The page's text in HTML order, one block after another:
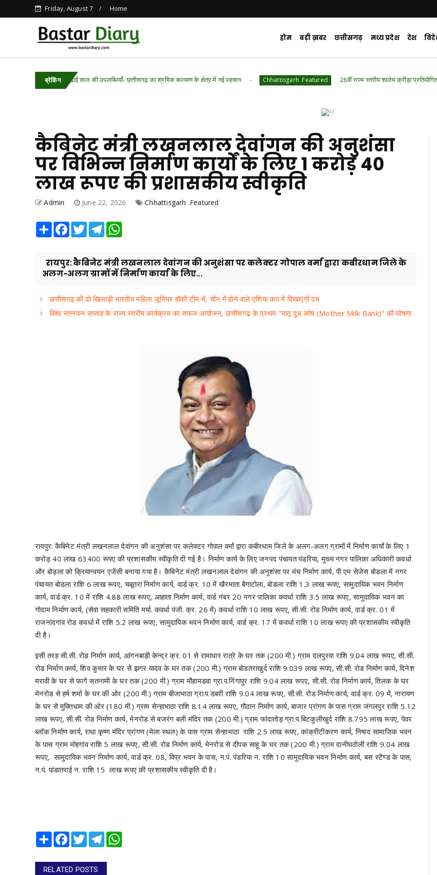
Friday, August 7 Home
होम बड़ी ख़बर छत्तीसगढ़ मध्य प्रदेश देश
ब्रेकिंग
ढाई साल की उपलब्धियाँ- छत्तीसगढ़ का श्रमिक कल्याण के क्षेत्र में नई पहचान Chhattisgarh .Featured 26वीं राज्य स्तरीय शालेय क्रीड़ा प्रतियोगिता की मेजबानी
कैबिनेट मंत्री लखनलाल देवांगन की अनुशंसा
पर विभिन्न निर्माण कार्यों के लिए 1 करोड़ 40
लाख रूपए की प्रशासकीय स्वीकृति
Admin June 22, 2026 Chhattisgarh .Featured
Share Facebook
TwitterTelegram
रायपुर: कैबिनेट मंत्री लखनलाल देवांगन की अनुशंसा पर कलेक्टर गोपाल वर्मां द्वारा कबीरधाम जिले के
अलग-अलग ग्रामों में निर्माण कार्यां के लिए...
छत्तीसगढ़ की दो खिलाड़ी भारतीय महिला जूनियर हॉकी टीम में, चीन में होने वाले एशिया कप में दिखाएंगी दम
विश्व स्तनपान सप्ताह के राज्य स्तरीय कार्यक्रम का सफल आयोजन, छत्तीसगढ़ के प्रथम "मातृ दूध कोष (Mother Milk Bank)" की घोषणा
रायपुर: कैबिनेट मंत्री लखनलाल देवांगन की अनुशंसा पर कलेक्टर गोपाल वर्मां द्वारा कबीरधाम जिले के अलग-अलग ग्रामों में निर्माण कार्यां के लिए 1
करोड़ 40 लाख 63400 रूपए की प्रशासकीय स्वीकृति दी गई है। निर्माण कार्य के लिए जनपद पंचायत पंडरिया, मुख्य नगर पालिका अधिकारी कवर्धा
और बोड़ला को क्रियान्वयन एजेंसी बनाया गया है। कैबिनेट मंत्री लखनलाल देवांगन की अनुशंसा पर मंच निर्माण कार्य, पी एम सेजेस बोडला में नगर
पंचायत बोडला राशि 6 लाख रूपए, चबूतरा निर्माण कार्य, वार्ड क्र. 10 में खैरमाता बैगाटोला, बोडला राशि 1.3 लाख रूपए, सामुदायिक भवन निर्माण
कार्य, वार्ड क्र. 10 में राशि 4.88 लाख रूपए, आहाता निर्माण कार्य, वार्ड नंबर 20 नगर पालिका कवर्धा राशि 3.5 लाख रूपए, सामुदायिक भवन का
गोदाम निर्माण कार्य, (सेवा सहकारी समिति मर्या. कवर्धा पंजी. क्र. 26 में) कवर्धा राशि 10 लाख रूपए, सी.सी. रोड निर्माण कार्य, वार्ड क्र. 01 में
राजनांदगांव रोड कवर्धा में राशि 5.2 लाख रूपए, सामुदायिक भवन निर्माण कार्य, वार्ड क्र. 17 में कवर्धा राशि 10 लाख रूपए की प्रशासकीय स्वीकृति
दी है।
इसी तरह सी.सी. रोड निर्माण कार्य, आंगनबाड़ी केन्द्र क्र. 01 से रामाधार रात्रे के घर तक (200 मी.) ग्राम दलपुरवा राशि 9.04 लाख रूपए, सी.सी.
रोड निर्माण कार्य, शिव कुमार के घर से झगर यादव के घर तक (200 मी.) ग्राम बोडतराखुर्द राशि 9.039 लाख रूपए, सी.सी. रोड निर्माण कार्य, दिनेश
मरावी के घर से फागे सतनामी के घर तक (200 मी.) ग्राम मौहामडवा ग्रा.प.निंगापुर राशि 9.04 लाख रूपए, सी.सी. रोड निर्माण कार्य, तिलक के घर
मेनरोड से हर्ष शर्मा के घर की ओर (200 मी.) ग्राम बीजाभाठा ग्रा.प.डबरी राशि 9.04 लाख रूपए, सी.सी. रोड निर्माण कार्य, वार्ड क्र. 09 में, नारायण
के घर से मुक्तिधाम की ओर (180 मी.) ग्राम सेन्हाभाठा राशि 8.14 लाख रूपए, गौठान निर्माण कार्य, बाजार प्रांगण के पास ग्राम जंगलपुर राशि 5.12
लाख रूपए, सी.सी. रोड निर्माण कार्य, मेनरोड से बजरंग बली मंदिर तक (200 मी.) ग्राम फांदातोड़ ग्रा.प.बिटकुलीखुर्द राशि 8.795 लाख रूपए, पेवर
ब्लॉक निर्माण कार्य, राधा कृष्ण मंदिर प्रांगण (मेला स्थल) के पास ग्राम सेन्हाभाठा राशि 2.5 लाख रूपए, कांक्रीटीकरण कार्य, निषाद सामाजिक भवन
के पास ग्राम मोहगांव राशि 5 लाख रूपए, सी.सी. रोड निर्माण कार्य, मेनरोड से दीपक साहू के घर तक (200 मी.) ग्राम दानीघठोली राशि 9.04 लाख
रूपए, सामुदायिक भवन निर्माण कार्य, वार्ड क्र. 08, विप्र भवन के पास, न.पं. पंडरिया न. राशि 10 सामुदायिक भवन निर्माण कार्य, बस स्टैण्ड के पास,
न.पं. पांडातराई न. राशि 15 लाख रूपए की प्रशासकीय स्वीकृति दी है।
Share Facebook
TwitterTelegram
RELATED POSTS